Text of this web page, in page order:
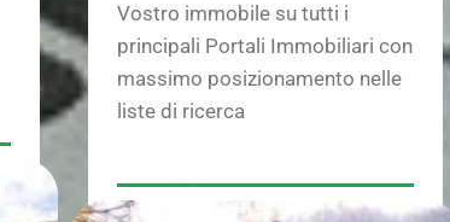
Vostro immobile su tutti i
principali Portali Immobiliari con
massimo posizionamento nelle
liste di ricerca